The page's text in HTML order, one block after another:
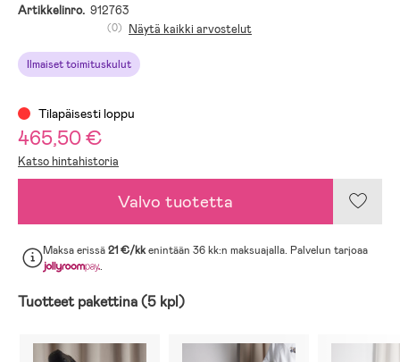
Artikkelinro. 912763
Ilmaiset toimituskulut
(0) Näytä kaikki arvostelut
Tilapäisesti loppu
465,50 €
Katso hintahistoria
Valvo tuotetta
Maksa erissä21 €/kkenintään 36 kk:n maksuajalla. Palvelun tarjoaa
.
Tuotteet pakettina (5 kpl)